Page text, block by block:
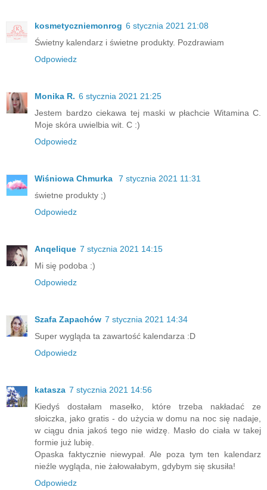
kosmetyczniemonrog 6 stycznia 2021 21:08
Świetny kalendarz i świetne produkty. Pozdrawiam
Odpowiedz
Monika R. 6 stycznia 2021 21:25
Jestem bardzo ciekawa tej maski w płachcie Witamina C.
Moje skóra uwielbia wit. C :)
Odpowiedz
Wiśniowa Chmurka
7 stycznia 2021 11:31
świetne produkty ;)
Odpowiedz
Anqelique 7 stycznia 2021 14:15
Mi się podoba :)
Odpowiedz
Szafa Zapachów 7 stycznia 2021 14:34
Super wygląda ta zawartość kalendarza :D
Odpowiedz
katasza 7 stycznia 2021 14:56
Kiedyś dostałam masełko, które trzeba nakładać ze
słoiczka, jako gratis - do użycia w domu na noc się nadaje,
w ciągu dnia jakoś tego nie widzę. Masło do ciała w takej
formie już lubię.
Opaska faktycznie niewypał. Ale poza tym ten kalendarz
nieźle wygląda, nie żałowałabym, gdybym się skusiła!
Odpowiedz